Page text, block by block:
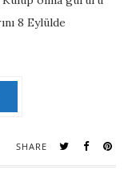
8 Eylülde
SHARE